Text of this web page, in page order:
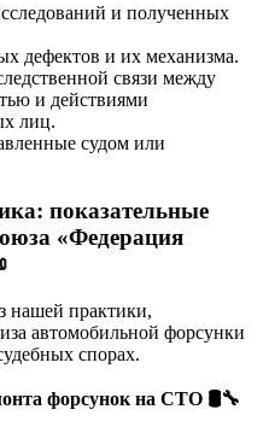
и полученных
дефектов и их механизма.
связи между
и действиями
лиц.
судом или
показательные
«Федерация
нашей практики,
автомобильной форсунки
спорах.
форсунок на СТО 🛢️🔧